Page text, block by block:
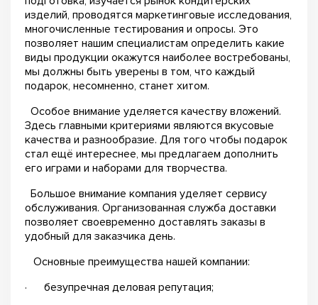
изделий, проводятся маркетинговые исследования,
многочисленные тестирования и опросы. Это
позволяет нашим специалистам определить какие
виды продукции окажутся наиболее востребованы,
мы должны быть уверены в том, что каждый
подарок, несомненно, станет хитом.
Особое внимание уделяется качеству вложений.
Здесь главными критериями являются вкусовые
качества и разнообразие. Для того чтобы подарок
стал ещё интереснее, мы предлагаем дополнить
его играми и наборами для творчества.
Большое внимание компания уделяет сервису
обслуживания. Организованная служба доставки
позволяет своевременно доставлять заказы в
удобный для заказчика день.
Основные преимущества нашей компании:
· безупречная деловая репутация;